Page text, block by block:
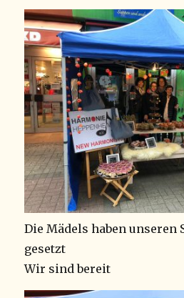
Die Mädels haben unseren
gesetzt
Wir sind bereit